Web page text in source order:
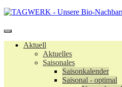
Aktuell
Aktuelles
Saisonales
Saisonkalender
Saisonal - optimal